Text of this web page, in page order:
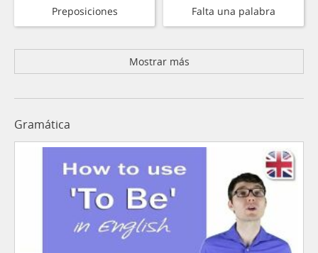
Preposiciones Falta una palabra
Mostrar más
Gramática